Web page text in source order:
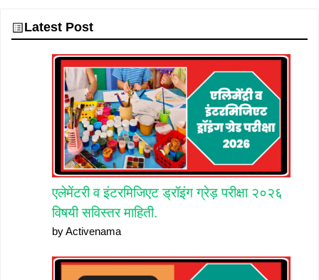
Latest Post
एलेमेंटरी व इंटरमिजिएट ड्रॉइंग ग्रेड़ परीक्षा २०२६
विषयी सविस्तर माहिती.
by Activenama